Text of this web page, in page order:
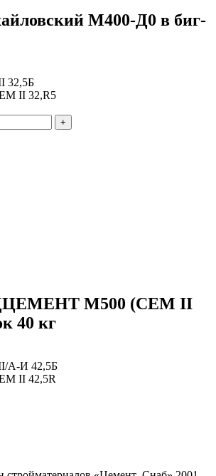
М400-Д0 в биг-
32,5Б
II 32,R5
М500 (CEM II
40 кг
А-И 42,5Б
II 42,5R